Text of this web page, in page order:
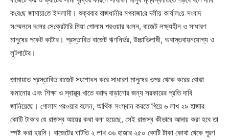
ক‌রে‌ছে জামায়া‌তে ইসলামী। শুক্রবার রাজধানীর মগবাজা‌রে দলীয় কার্যাল‌য়ে সংবাদ
স‌ম্মেলনে দ‌লের সে‌ক্রেটা‌রি মিয়া গোলাম পরওয়ার ব‌লেন, বাজেট লক্ষ্যহীন ও সাধারণ
মানুষের পকেট কাটার। প্রস্তা‌বিত বাজেট ঋণনির্ভর, উচ্চাভিলাষী, অবাস্তবায়নযোগ্য ও
লুটপাটের।
জামায়াত প্রস্তাবিত বাজেট সংশোধন করে সাধারণ মানুষের ওপর থেকে করের বোঝা
কমানোর এবং শিক্ষা ও স্বাস্থ্য খাতে বরাদ্দ বাড়ানোর জন্য সরকারের প্রতি দাবি
জানিয়েছে। গোলাম পরওয়ার বলেন, আর্থিক সংস্থান করতে গিয়ে ৬ লাখ ২৯ হাজার
কোটি টাকার যে রাজস্ব আয়ের কথা বলা হয়েছে, সেই রাজস্ব কীভাবে আদায় করা হবে তা
স্পষ্ট করা হয়নি। বাজেটের ঘাটতি ২ লাখ ৩৬ হাজার ২৫০ কোটি টাকা কোথা থেকে পূরণ